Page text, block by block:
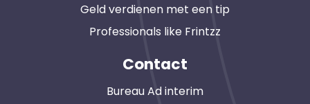
Geld verdienen met een tip
Professionals like Frintzz
Contact
Bureau Ad interim